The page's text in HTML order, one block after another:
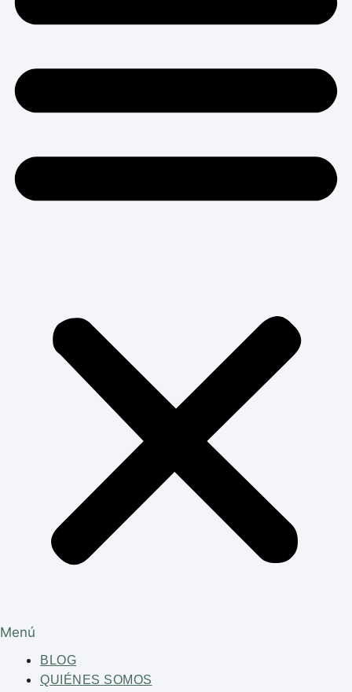
Menú
BLOG
QUIÉNES SOMOS